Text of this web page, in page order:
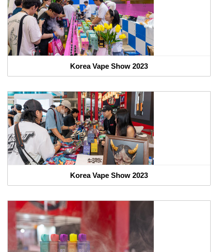
Korea Vape Show 2023
Korea Vape Show 2023